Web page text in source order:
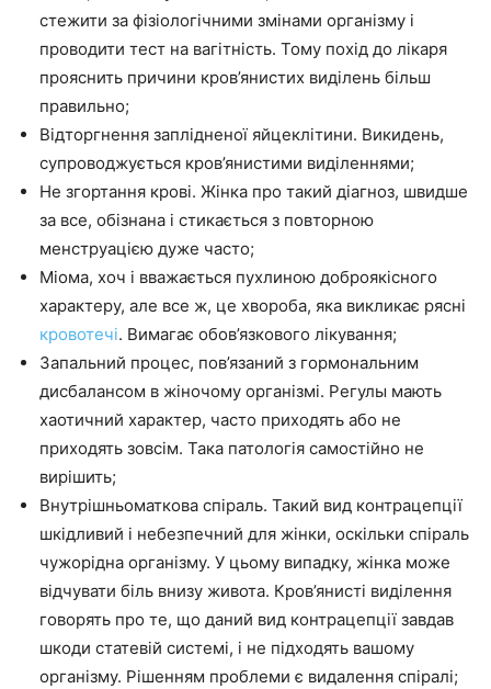
стежити за фізіологічними змінами організму і
проводити тест на вагітність. Тому похід до лікаря
прояснить причини кров’янистих виділень більш
правильно;
Відторгнення заплідненої яйцеклітини. Викидень,
супроводжується кров’янистими виділеннями;
Не згортання крові. Жінка про такий діагноз, швидше
за все, обізнана і стикається з повторною
менструацією дуже часто;
Міома, хоч і вважається пухлиною доброякісного
характеру, але все ж, це хвороба, яка викликає рясні
кровотечі. Вимагає обов’язкового лікування;
Запальний процес, пов’язаний з гормональним
дисбалансом в жіночому організмі. Регулы мають
хаотичний характер, часто приходять або не
приходять зовсім. Така патологія самостійно не
вирішить;
Внутрішньоматкова спіраль. Такий вид контрацепції
шкідливий і небезпечний для жінки, оскільки спіраль
чужорідна організму. У цьому випадку, жінка може
відчувати біль внизу живота. Кров’янисті виділення
говорять про те, що даний вид контрацепції завдав
шкоди статевій системі, і не підходять вашому
організму. Рішенням проблеми є видалення спіралі;